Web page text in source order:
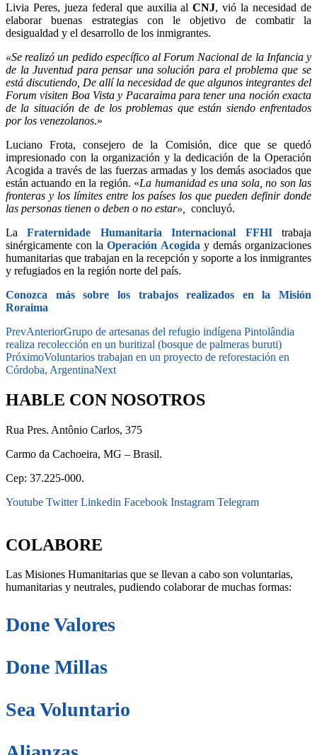
Livia Peres, jueza federal que auxilia alCNJ, vió la necesidad de
elaborar buenas estrategias con le objetivo de combatir la
desigualdad y el desarrollo de los inmigrantes.
«Se realizó un pedido específico al Forum Nacional de la Infancia y
de la Juventud para pensar una solución para el problema que se
está discutiendo, De allí la necesidad de que algunos integrantes del
Forum visiten Boa Vista y Pacaraima para tener una noción exacta
de la situación de de los problemas que están siendo enfrentados
por los venezolanos.»
Luciano Frota, consejero de la Comisión, dice que se quedó
impresionado con la organización y la dedicación de la Operación
Acogida a través de las fuerzas armadas y los demás asociados que
están actuando en la región. «La humanidad es una sola, no son las
fronteras y los límites entre los países los que pueden definir donde
las personas tienen o deben o no estar»,
concluyó.
LaFraternidade Humanitaria Internacional FFHI
trabaja
sinérgicamente con laOperación Acogida y demás organizaciones
humanitarias que trabajan en la recepción y soporte a los inmigrantes
y refugiados en la región norte del país.
Conozca más sobre los trabajos realizados en la Misión
Roraima
PrevAnteriorGrupo de artesanas del refugio indígena Pintolândia
realiza recolección en un buritizal (bosque de palmeras buruti)
PróximoVoluntarios trabajan en un proyecto de reforestación en
Córdoba, ArgentinaNext
HABLE CON NOSOTROS
Rua Pres. Antônio Carlos, 375
Carmo da Cachoeira, MG – Brasil.
Cep: 37.225-000.
Youtube Twitter Linkedin Facebook Instagram Telegram
COLABORE
Las Misiones Humanitarias que se llevan a cabo son voluntarias,
humanitarias y neutrales, pudiendo colaborar de muchas formas:
Done Valores
Done Millas
Sea Voluntario